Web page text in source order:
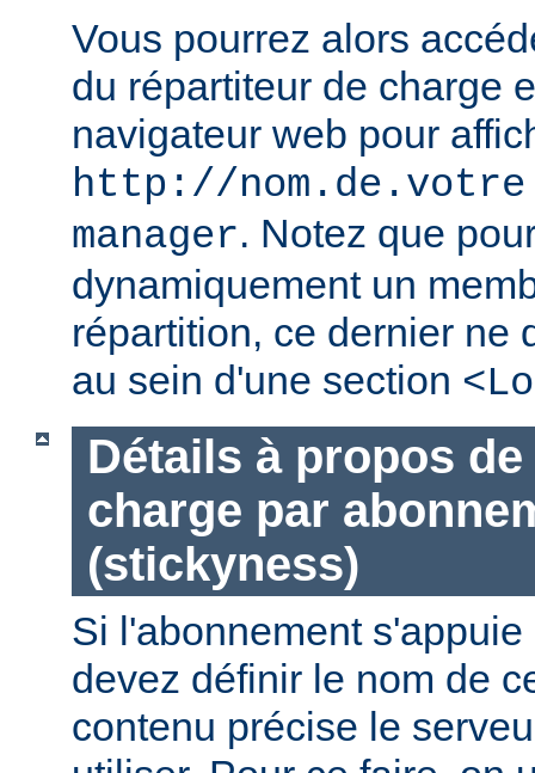
Vous pourrez alors
du répartiteur de charge
navigateur web pour
http://
manager. Notez que
dynamiquement un
répartition, ce dernier ne
au sein d'une section
Détails à propos
charge par
(stickyness)
Si l'abonnement
devez définir le nom de
contenu précise le